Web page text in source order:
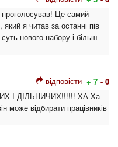
Це самий
я читав за останні пів
нового набору і більш
відповісти + 7 - 0
І ДІЛЬНИЧИХ!!!!!! ХА-Ха-
відбирати працівників